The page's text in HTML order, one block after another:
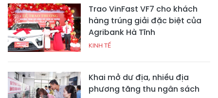
Trao VinFast VF7 cho khách
hàng trúng giải đặc biệt của
Agribank Hà Tĩnh
KINH TẾ
Khai mở dư địa, nhiều địa
phương tăng thu ngân sách